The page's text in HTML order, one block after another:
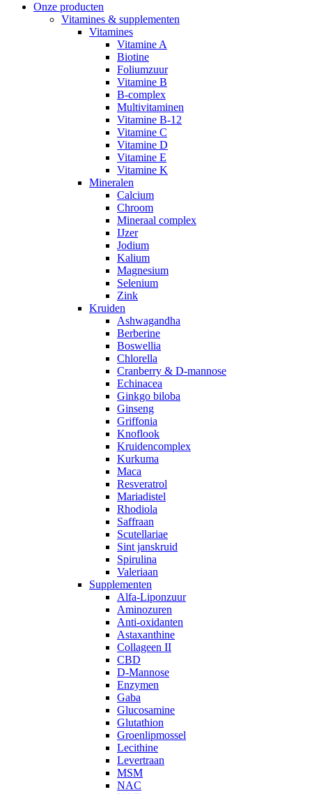
Onze producten
Vitamines & supplementen
Vitamines
Vitamine A
Biotine
Foliumzuur
Vitamine B
B-complex
Multivitaminen
Vitamine B-12
Vitamine C
Vitamine D
Vitamine E
Vitamine K
Mineralen
Calcium
Chroom
Mineraal complex
IJzer
Jodium
Kalium
Magnesium
Selenium
Zink
Kruiden
Ashwagandha
Berberine
Boswellia
Chlorella
Cranberry & D-mannose
Echinacea
Ginkgo biloba
Ginseng
Griffonia
Knoflook
Kruidencomplex
Kurkuma
Maca
Resveratrol
Mariadistel
Rhodiola
Saffraan
Scutellariae
Sint janskruid
Spirulina
Valeriaan
Supplementen
Alfa-Liponzuur
Aminozuren
Anti-oxidanten
Astaxanthine
Collageen II
CBD
D-Mannose
Enzymen
Gaba
Glucosamine
Glutathion
Groenlipmossel
Lecithine
Levertraan
MSM
NAC